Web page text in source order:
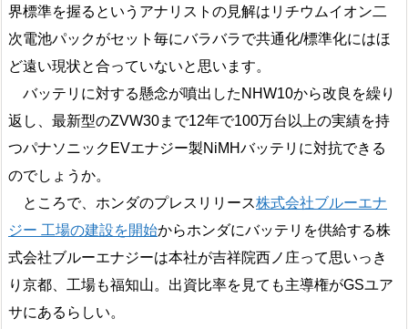
界標準を握るというアナリストの見解はリチウムイオン二
次電池パックがセット毎にバラバラで共通化/標準化にはほ
ど遠い現状と合っていないと思います。
バッテリに対する懸念が噴出したNHW10から改良を繰り
返し、最新型のZVW30まで12年で100万台以上の実績を持
つパナソニックEVエナジー製NiMHバッテリに対抗できる
のでしょうか。
ところで、ホンダのプレスリリース株式会社ブルーエナ
ジー 工場の建設を開始からホンダにバッテリを供給する株
式会社ブルーエナジーは本社が吉祥院西ノ庄って思いっき
り京都、工場も福知山。出資比率を見ても主導権がGSユア
サにあるらしい。